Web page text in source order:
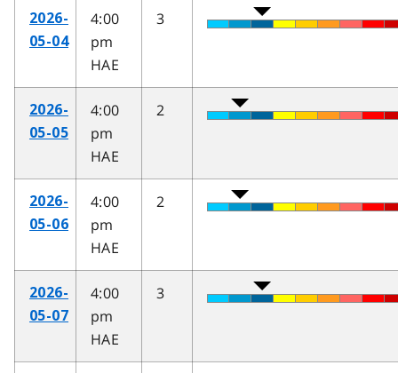
2026-
05-04
4:00
pm
HAE
3
2026-
05-05
4:00
pm
HAE
2
2026-
05-06
4:00
pm
HAE
2
2026-
05-07
4:00
pm
HAE
3